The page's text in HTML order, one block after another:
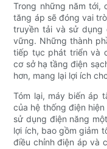
Trong những năm tới,
tăng áp sẽ đóng vai
truyền tải và sử dụng
vững. Những thành
tiếp tục phát triển và
cơ sở hạ tầng điện
hơn, mang lại lợi ích
Tóm lại, máy biến áp
của hệ thống điện
sử dụng điện năng
lợi ích, bao gồm giảm
điều chỉnh điện áp và